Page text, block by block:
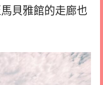
貝雅館的走廊也